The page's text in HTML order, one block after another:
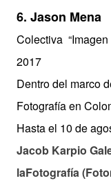
6. Jason Mena
Colectiva
2017
Dentro del marco
Fotografía en
Hasta el 10 de
Jacob Karpio
laFotografía